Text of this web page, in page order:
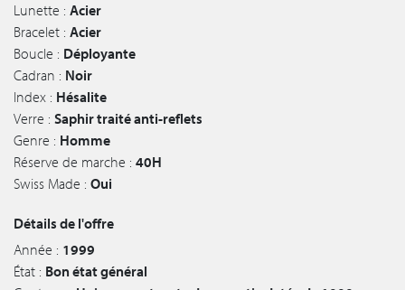
Lunette : Acier
Bracelet : Acier
Boucle : Déployante
Cadran : Noir
Index : Hésalite
Verre : Saphir traité anti-reflets
Genre : Homme
Réserve de marche : 40H
Swiss Made : Oui
Détails de l'offre
Année : 1999
État : Bon état général